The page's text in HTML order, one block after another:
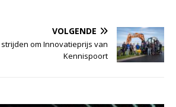
VOLGENDE
om Innovatieprijs van
Kennispoort